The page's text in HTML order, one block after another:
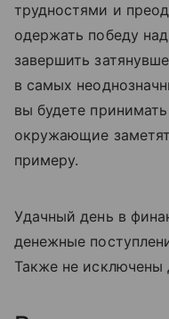
трудностями и
одержать победу
завершить
в самых
вы будете
окружающие
примеру.
Удачный день в
денежные
Также не исключены